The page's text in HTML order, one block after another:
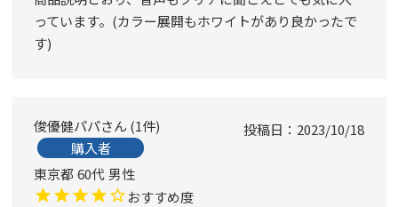
っています。(カラー展開もホワイトがあり良かったで
す)
俊優健パパ 1件
購入者
東京都 60代 男性
投稿日 2023/10/18
おすすめ度